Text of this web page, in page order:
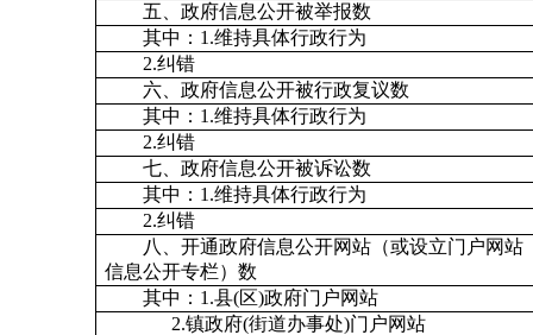
五、政府信息公开被举报数
其中：1.维持具体行政行为
2.纠错
六、政府信息公开被行政复议数
其中：1.维持具体行政行为
2.纠错
七、政府信息公开被诉讼数
其中：1.维持具体行政行为
2.纠错
八、开通政府信息公开网站（或设立门户网站
信息公开专栏）数
其中：1.县(区)政府门户网站
2.镇政府(街道办事处)门户网站